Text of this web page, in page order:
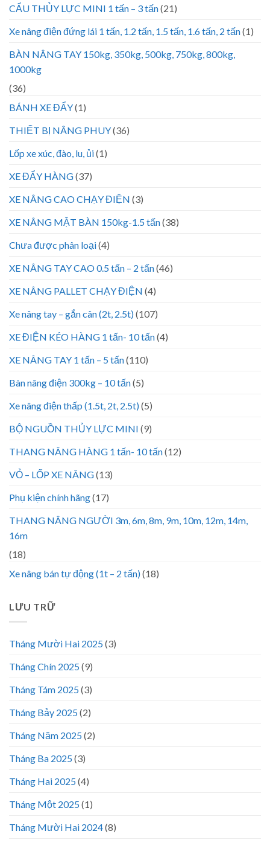
CẨU THỦY LỰC MINI 1 tấn – 3 tấn(21)
Xe nâng điện đứng lái 1 tấn, 1.2 tấn, 1.5 tấn, 1.6 tấn, 2 tấn(1)
BÀN NÂNG TAY 150kg, 350kg, 500kg, 750kg, 800kg,
1000kg
(36)
BÁNH XE ĐẨY(1)
THIẾT BỊ NÂNG PHUY(36)
Lốp xe xúc, đào, lu, ủi(1)
XE ĐẨY HÀNG(37)
XE NÂNG CAO CHẠY ĐIỆN (3)
XE NÂNG MẶT BÀN 150kg-1.5 tấn(38)
Chưa được phân loại(4)
XE NÂNG TAY CAO 0.5 tấn – 2 tấn(46)
XE NÂNG PALLET CHẠY ĐIỆN (4)
Xe nâng tay – gắn cân (2t, 2.5t)(107)
XE ĐIỆN KÉO HÀNG 1 tấn- 10 tấn(4)
XE NÂNG TAY 1 tấn – 5 tấn(110)
Bàn nâng điện 300kg – 10 tấn(5)
Xe nâng điện thấp (1.5t, 2t, 2.5t)(5)
BỘ NGUỒN THỦY LỰC MINI (9)
THANG NÂNG HÀNG 1 tấn- 10 tấn(12)
VỎ – LỐP XE NÂNG(13)
Phụ kiện chính hãng(17)
THANG NÂNG NGƯỜI 3m, 6m, 8m, 9m, 10m, 12m, 14m,
16m
(18)
Xe nâng bán tự động (1t – 2 tấn)(18)
LƯU TRỮ
Tháng Mười Hai 2025(3)
Tháng Chín 2025(9)
Tháng Tám 2025(3)
Tháng Bảy 2025(2)
Tháng Năm 2025(2)
Tháng Ba 2025(3)
Tháng Hai 2025(4)
Tháng Một 2025(1)
Tháng Mười Hai 2024(8)